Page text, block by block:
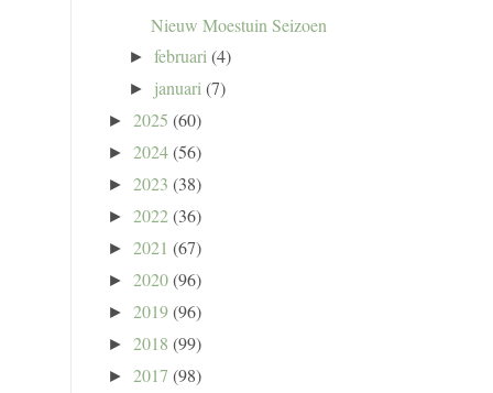
Nieuw Moestuin Seizoen
►februari (4)
► januari (7)
► 2025 (60)
► 2024(56)
► 2023 (38)
► 2022(36)
► 2021 (67)
► 2020(96)
► 2019(96)
► 2018 (99)
► 2017 (98)